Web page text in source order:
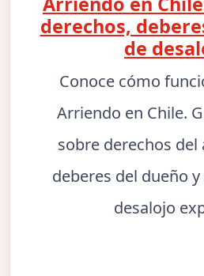
derechos,
de
Conoce cómo
Arriendo en Chile.
sobre derechos
deberes del dueño
desalojo